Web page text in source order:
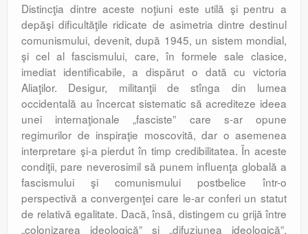
Distincţia dintre aceste noţiuni este utilă şi pentru a
depăşi dificultăţile ridicate de asimetria dintre destinul
comunismului, devenit, după 1945, un sistem mondial,
şi cel al fascismului, care, în formele sale clasice,
imediat identificabile, a dispărut o dată cu victoria
Aliaţilor. Desigur, militanţii de stînga din lumea
occidentală au încercat sistematic să acrediteze ideea
unei internaţionale „fasciste” care s-ar opune
regimurilor de inspiraţie moscovită, dar o asemenea
interpretare şi-a pierdut în timp credibilitatea. În aceste
condiţii, pare neverosimil să punem influenţa globală a
fascismului şi comunismului postbelice într-o
perspectivă a convergenţei care le-ar conferi un statut
de relativă egalitate. Dacă, însă, distingem cu grijă între
„colonizarea ideologică” şi „difuziunea ideologică”,